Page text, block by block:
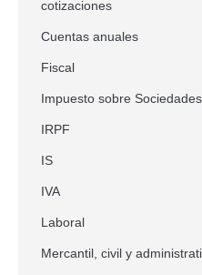
cotizaciones
Cuentas anuales
Fiscal
Impuesto sobre Sociedades
IRPF
IS
IVA
Laboral
Mercantil, civil y